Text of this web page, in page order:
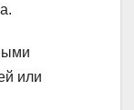
или